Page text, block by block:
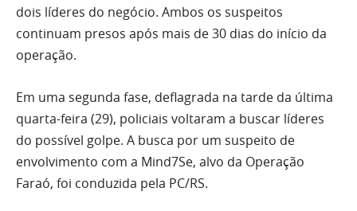
dois líderes do negócio. Ambos os suspeitos
continuam presos após mais de 30 dias do início da
operação.
Em uma segunda fase, deflagrada na tarde da última
quarta-feira (29), policiais voltaram a buscar líderes
do possível golpe. A busca por um suspeito de
envolvimento com a Mind7Se, alvo da Operação
Faraó, foi conduzida pela PC/RS.